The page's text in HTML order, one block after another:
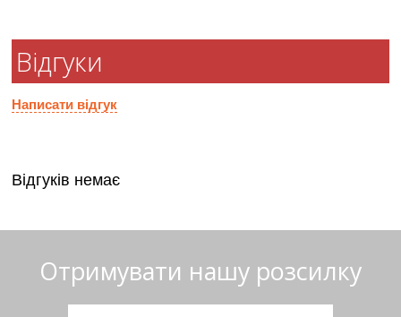
Відгуки
Написати відгук
Відгуків немає
Отримувати нашу розсилку